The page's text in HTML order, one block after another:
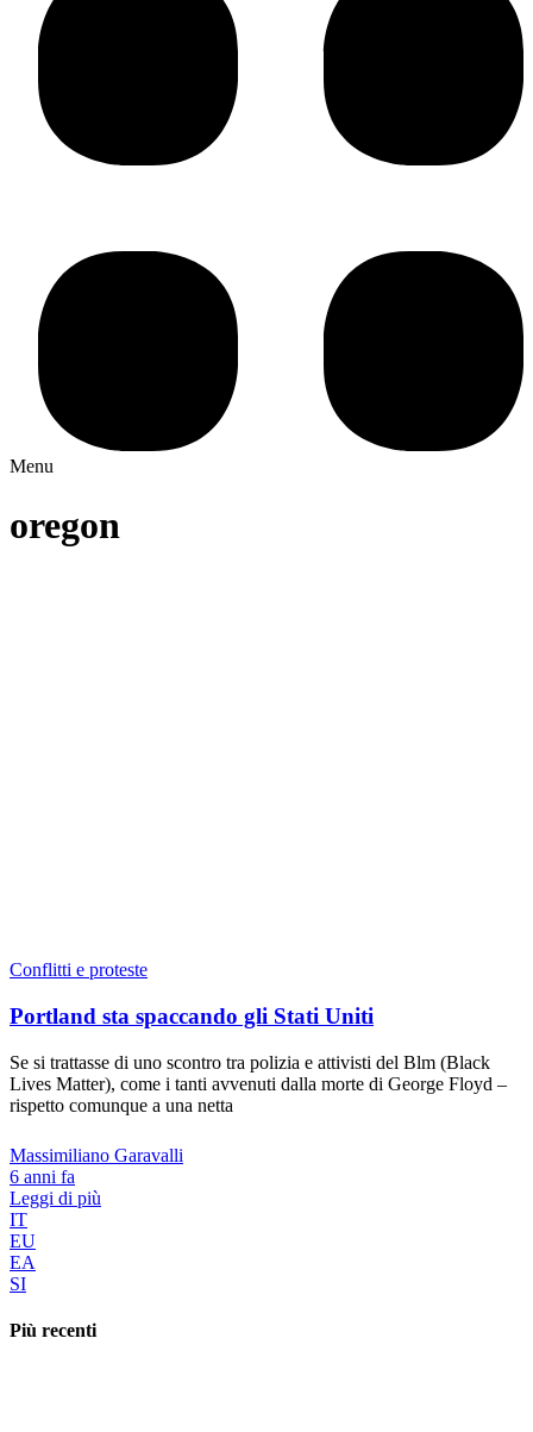
Menu
oregon
Conflitti e proteste
Portland sta spaccando gli Stati Uniti
Se si trattasse di uno scontro tra polizia e attivisti del Blm (Black
Lives Matter), come i tanti avvenuti dalla morte di George Floyd –
rispetto comunque a una netta
Massimiliano Garavalli
6 anni fa
Leggi di più
IT
EU
EA
SI
Più recenti